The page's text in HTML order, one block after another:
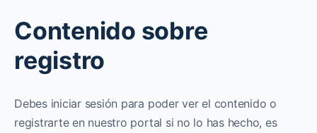
Contenido sobre
registro
Debes iniciar sesión para poder ver el contenido o
registrarte en nuestro portal si no lo has hecho, es